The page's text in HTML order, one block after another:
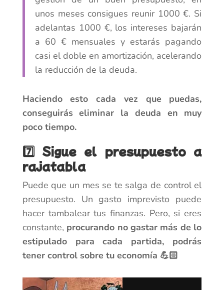
unos meses consigues reunir 1000 €. Si
adelantas 1000 €, los intereses bajarán
a 60 € mensuales y estarás pagando
casi el doble en amortización, acelerando
la reducción de la deuda.
Haciendo esto cada vez que puedas,
conseguirás eliminar la deuda en muy
poco tiempo.
7️⃣ Sigue el presupuesto a
rajatabla
Puede que un mes se te salga de control el
presupuesto. Un gasto imprevisto puede
hacer tambalear tus finanzas. Pero, si eres
constante, procurando no gastar más de lo
estipulado para cada partida, podrás
tener control sobre tu economía 💪🏻